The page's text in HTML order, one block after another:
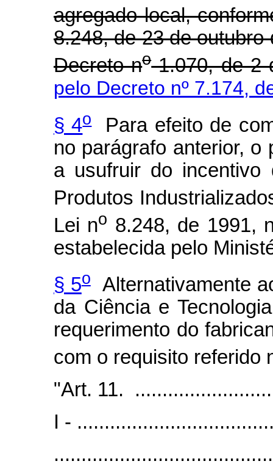
agregado local,
8.248, de 23 de outubro
Decreto no1.070, de 2
pelo Decreto nº 7.174,
§ 4oPara efeito de
no parágrafo anterior, o
a usufruir do incentivo
Produtos
Lei no 8.248, de 1991,
estabelecida pelo
§ 5oAlternativamente
da Ciência e
requerimento do
com o requisito referido
"Art. 11.
I -